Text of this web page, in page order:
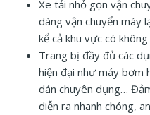
Xe tải nhỏ gọn vận
dàng vận chuyển máy
kể cả khu vực có
Trang bị đầy đủ các
hiện đại như máy bơm
dán chuyên dụng…
diễn ra nhanh chóng,